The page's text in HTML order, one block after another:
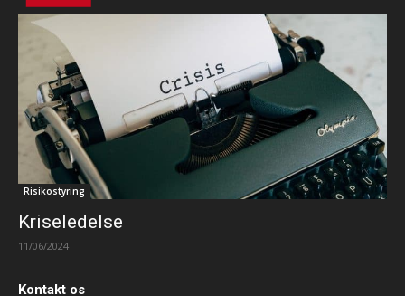
Risikostyring
Kriseledelse
11/06/2024
Kontakt os